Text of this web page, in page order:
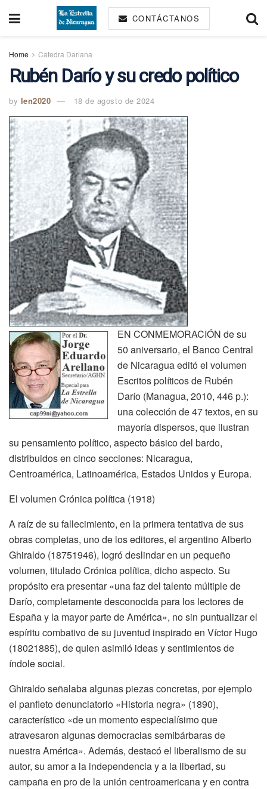
CONTÁCTANOS
Home Catedra Dariana
Rubén Darío y su credo político
by len2020 18 de agosto de 2024
EN CONMEMORACIÓN de su
50 aniversario, el Banco Central
de Nicaragua editó el volumen
Escritos políticos de Rubén
Darío (Managua, 2010, 446 p.):
una colección de 47 textos, en su
mayoría dispersos, que ilustran
su pensamiento político, aspecto básico del bardo,
distribuidos en cinco secciones: Nicaragua,
Centroamérica, Latinoamérica, Estados Unidos y Europa.
El volumen Crónica política (1918)
A raíz de su fallecimiento, en la primera tentativa de sus
obras completas, uno de los editores, el argentino Alberto
Ghiraldo (18751946), logró deslindar en un pequeño
volumen, titulado Crónica política, dicho aspecto. Su
propósito era presentar «una faz del talento múltiple de
Darío, completamente desconocida para los lectores de
España y la mayor parte de América», no sin puntualizar el
espíritu combativo de su juventud inspirado en Víctor Hugo
(18021885), de quien asimiló ideas y sentimientos de
índole social.
Ghiraldo señalaba algunas piezas concretas, por ejemplo
el panfleto denunciatorio «Historia negra» (1890),
característico «de un momento especialísimo que
atravesaron algunas democracias semibárbaras de
nuestra América». Además, destacó el liberalismo de su
autor, su amor a la independencia y a la libertad, su
campaña en pro de la unión centroamericana y en contra